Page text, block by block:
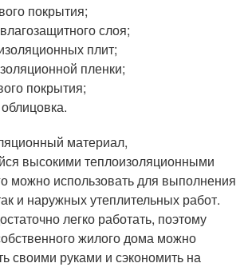
покрытия;
слоя;
плит;
пленки;
покрытия;
материал,
высокими теплоизоляционными
можно использовать для выполнения
и наружных утеплительных работ.
легко работать, поэтому
жилого дома можно
своими руками и сэкономить на